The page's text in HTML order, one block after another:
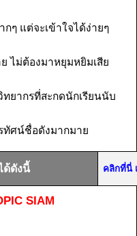
กๆ แต่จะเข้าใจได้ง่ายๆ
ไม่ต้องมาหยุมหยิมเสีย
ทยากรที่สะกดนักเรียนนับ
ทัศน์ชื่อดังมากมาย
ด้ดังนี้ คลิกที่นี่
SIAM